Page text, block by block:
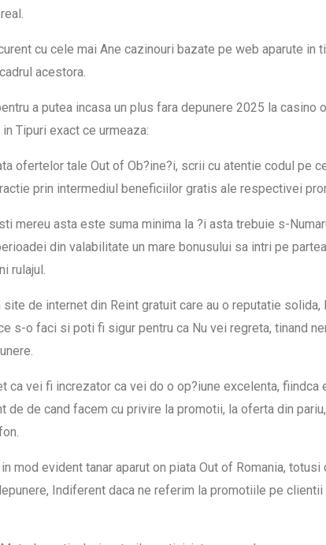
cu cele mai Ane cazinouri bazate pe web aparute in
acestora.
a putea incasa un plus fara depunere 2025 la casino
Tipuri exact ce urmeaza:
ofertelor tale Out of Ob?ine?i, scrii cu atentie codul pe
prin intermediul beneficiilor gratis ale respectivei
mereu asta este suma minima la ?i asta trebuie s-
din valabilitate un mare bonusului sa intri pe
rulajul.
de internet din Reint gratuit care au o reputatie solida,
s-o faci si poti fi sigur pentru ca Nu vei regreta, tinand
ca vei fi increzator ca vei do o op?iune excelenta, fiindca
de de cand facem cu privire la promotii, la oferta din
mod evident tanar aparut on piata Out of Romania,
Indiferent daca ne referim la promotiile pe clientii